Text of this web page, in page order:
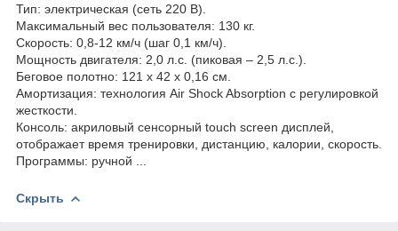
Тип: электрическая (сеть 220 В).
Максимальный вес пользователя: 130 кг.
Скорость: 0,8-12 км/ч (шаг 0,1 км/ч).
Мощность двигателя: 2,0 л.с. (пиковая – 2,5 л.с.).
Беговое полотно: 121 х 42 х 0,16 см.
Амортизация: технология Air Shock Absorption с регулировкой
жесткости.
Консоль: акриловый сенсорный touch screen дисплей,
отображает время тренировки, дистанцию, калории, скорость.
Программы: ручной ...
Скрыть